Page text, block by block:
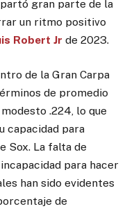
gran parte de la
un ritmo positivo
Robert Jr de 2023.
de la Gran Carpa
de promedio
.224, lo que
capacidad para
Sox. La falta de
para hacer
han sido evidentes
de